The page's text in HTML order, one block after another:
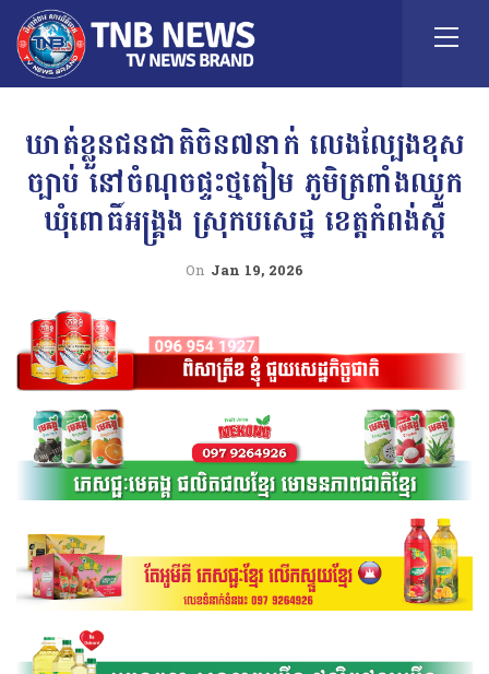
ឃាត់ខ្លួនជនជាតិចិន៧នាក់ លេងល្បែងខុស
ច្បាប់ នៅចំណុចផ្ទះថ្មតៀម ភូមិត្រពាំងឈូក
ឃុំពោធិ៍អង្រ្គង ស្រុកបសេដ្ឋ ខេត្តកំពង់ស្ពឺ
On Jan 19, 2026